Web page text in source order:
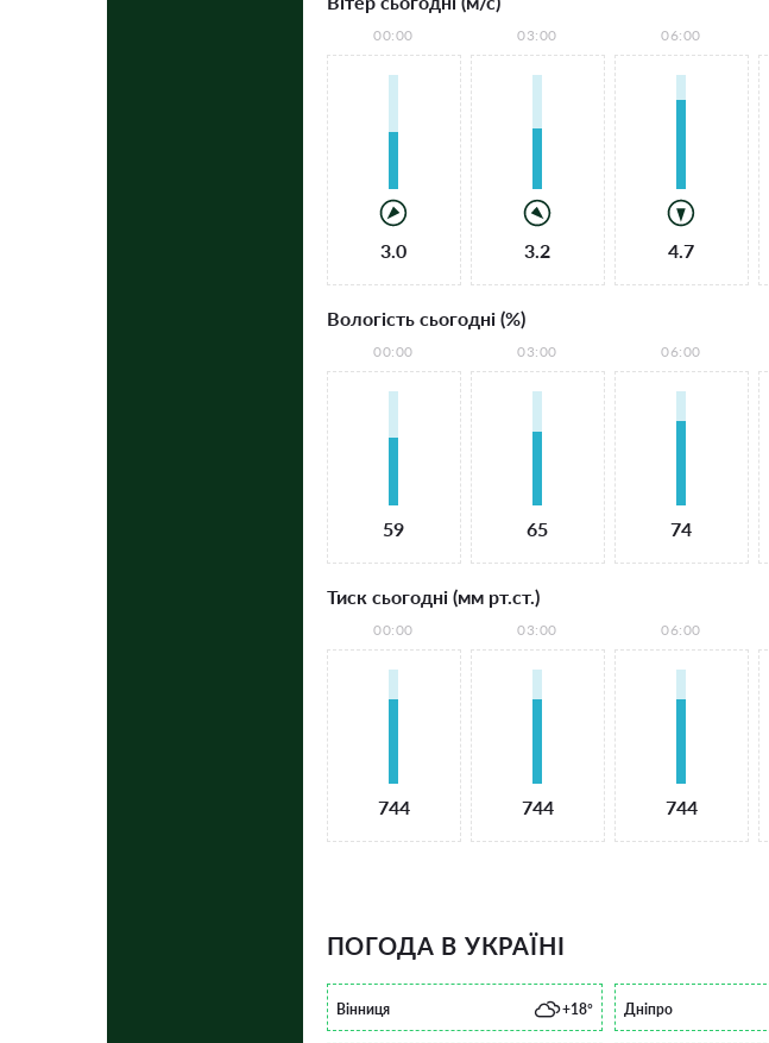
00:00
3.0
03:00
3.2
06:00
4.7
Вологість сьогодні (%)
00:00
59
03:00
65
06:00
74
Тиск сьогодні (мм рт.ст.)
00:00
744
03:00
744
06:00
744
ПОГОДА В УКРАЇНІ
Вінниця +18° Дніпро